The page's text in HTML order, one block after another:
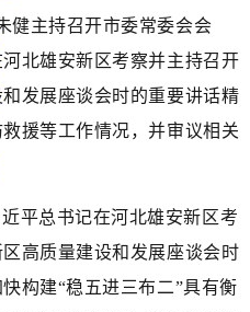
健主持召开市委常委会会
北雄安新区考察并主持召开
发展座谈会时的重要讲话精
援等工作情况，并审议相关
平总书记在河北雄安新区考
高质量建设和发展座谈会时
构建“稳五进三布二”具有衡